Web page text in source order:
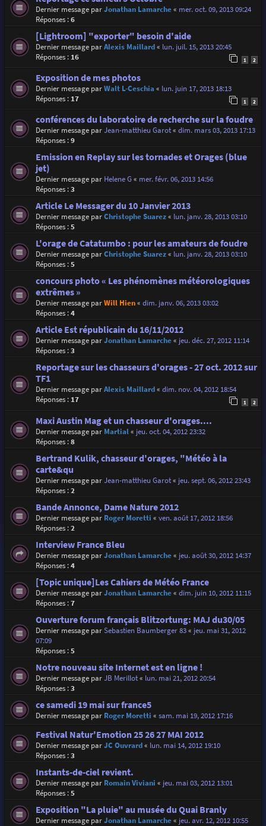
Dernier message parJonathan Lamarche« mer. oct. 09, 2013 09:24
Réponses :6
[Lightroom] "exporter" besoin d'aide
Dernier message parAlexis Maillard« lun. juil. 15, 2013 20:45
Réponses : 16 1 2
Exposition de mes photos
Dernier message parWalt L-Ceschia « lun. juin 17, 2013 18:13
Réponses : 17 1 2
conférences du laboratoire de recherche sur la foudre
Dernier message parJean-matthieu Garot« dim. mars 03, 2013 17:13
Réponses :9
Emission en Replay sur les tornades et Orages (blue
jet)
Dernier message par Helene G« mer. févr. 06, 2013 14:56
Réponses :3
Article Le Messager du 10 Janvier 2013
Dernier message parChristophe Suarez« lun. janv. 28, 2013 03:10
Réponses :5
L'orage de Catatumbo : pour les amateurs de foudre
Dernier message parChristophe Suarez« lun. janv. 28, 2013 03:10
Réponses :5
concours photo « Les phénomènes météorologiques
extrêmes »
Dernier message parWill Hien« dim. janv. 06, 2013 03:02
Réponses :4
Article Est républicain du 16/11/2012
Dernier message parJonathan Lamarche« jeu. déc. 27, 2012 11:14
Réponses :3
Reportage sur les chasseurs d'orages - 27 oct. 2012 sur
TF1
Dernier message parAlexis Maillard« dim. nov. 04, 2012 18:54
Réponses : 17 1 2
Maxi Austin Mag et un chasseur d'orages....
Dernier message par Martial« jeu. oct. 04, 2012 23:32
Réponses :8
Bertrand Kulik, chasseur d'orages, "Météo à la
carte&qu
Dernier message parJean-matthieu Garot« jeu. sept. 06, 2012 23:43
Réponses :2
Bande Annonce, Dame Nature 2012
Dernier message par Roger Moretti « ven. août 17, 2012 18:56
Réponses :2
Interview France Bleu
Dernier message parJonathan Lamarche« jeu. août 30, 2012 14:37
Réponses :4
[Topic unique]Les Cahiers de Météo France
Dernier message parJonathan Lamarche« dim. juin 10, 2012 11:15
Réponses :7
Ouverture forum français Blitzortung: MAJ du30/05
Dernier message parSebastien Baumberger 83« jeu. mai 31, 2012
07:09
Réponses :5
Notre nouveau site Internet est en ligne !
Dernier message parJB Merillot« lun. mai 21, 2012 20:54
Réponses :3
ce samedi 19 mai sur france5
Dernier message par Roger Moretti « sam. mai 19, 2012 17:16
Festival Natur'Emotion 25 26 27 MAI 2012
Dernier message parJC Ouvrard« lun. mai 14, 2012 19:10
Réponses :3
Instants-de-ciel revient.
Dernier message par Romain Viviani « jeu. mai 03, 2012 13:01
Réponses :5
Exposition "La pluie" au musée du Quai Branly
Dernier message parJonathan Lamarche« jeu. avr. 12, 2012 10:55